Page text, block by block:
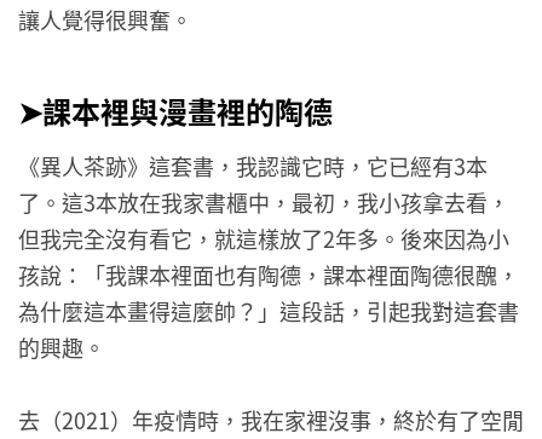
讓人覺得很興奮。
➤課本裡與漫畫裡的陶德
《異人茶跡》這套書，我認識它時，它已經有3本
了。這3本放在我家書櫃中，最初，我小孩拿去看，
但我完全沒有看它，就這樣放了2年多。後來因為小
孩說：「我課本裡面也有陶德，課本裡面陶德很醜，
為什麼這本畫得這麼帥？」這段話，引起我對這套書
的興趣。
去（2021）年疫情時，我在家裡沒事，終於有了空閒